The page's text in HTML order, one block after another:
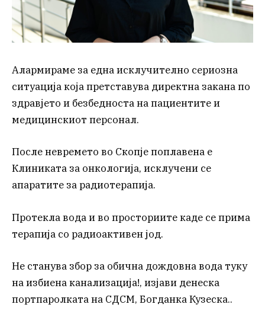
Алармираме за една исклучително сериозна
ситуација која претставува директна закана по
здравјето и безбедноста на пациентите и
медицинскиот персонал.
После невремето во Скопје поплавена е
Клиниката за онкологија, исклучени се
апаратите за радиотерапија.
Протекла вода и во просториите каде се прима
терапија со радиоактивен јод.
Не станува збор за обична дождовна вода туку
на избиена канализација!, изјави денеска
портпаролката на СДСМ, Богданка Кузеска..